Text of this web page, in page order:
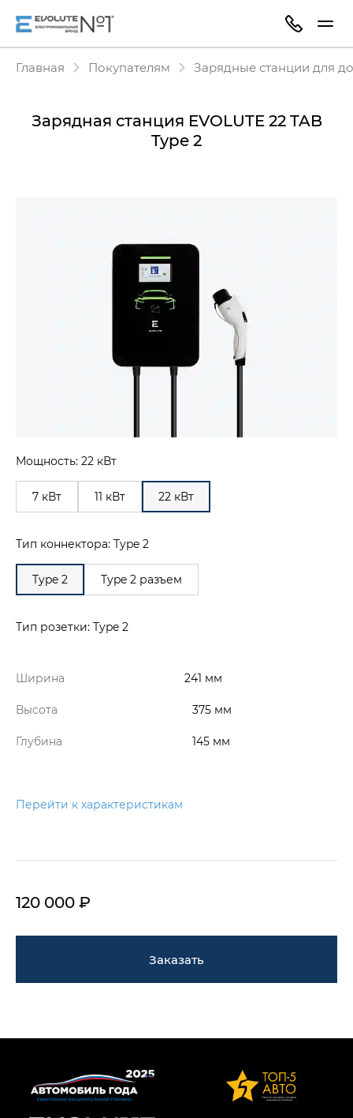
Главная Покупателям Зарядные станции для
Зарядная станция EVOLUTE 22 TAB
Type 2
Мощность: 22 кВт
7 кВт 11 кВт 22 кВт
Тип коннектора: Type 2
Type 2 Type 2 разъем
Тип розетки: Type 2
Ширина 241 мм
Высота 375 мм
Глубина 145 мм
Перейти к характеристикам
120 000 ₽
Заказать